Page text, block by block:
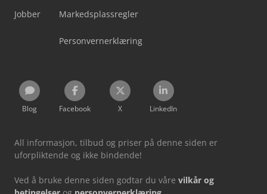
Jobber Markedsplassregler
Personvernerklæring
Blog Facebook X LinkedIn
All informasjon, tilbud og priser på denne siden er
uforpliktende og ikke bindende!
Ved å bruke denne siden godtar du våre vilkår og